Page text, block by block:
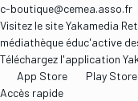
c-boutique@cemea.asso.fr
Visitez le site Yakamedia
médiathèque éduc'active
Téléchargez l'application
App Store
Play Store
Accès rapide